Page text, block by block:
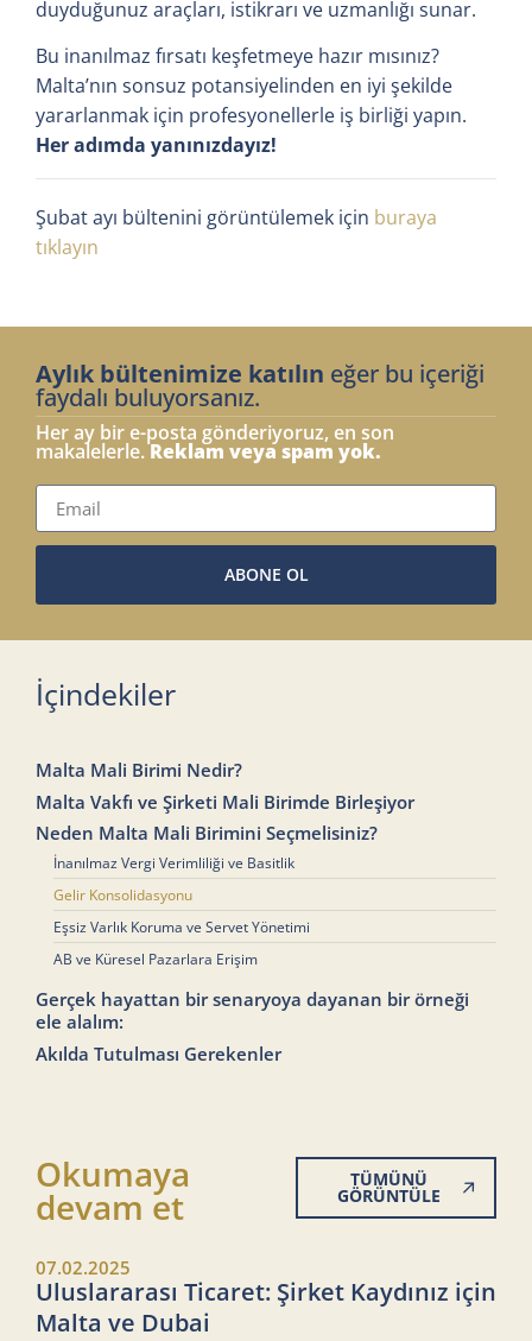
duyduğunuz araçları, istikrarı ve uzmanlığı sunar.
Bu inanılmaz fırsatı keşfetmeye hazır mısınız?
Malta’nın sonsuz potansiyelinden en iyi şekilde
yararlanmak için profesyonellerle iş birliği yapın.
Her adımda yanınızdayız!
Şubat ayı bültenini görüntülemek için buraya
tıklayın
Aylık bültenimize katılın eğer bu içeriği
faydalı buluyorsanız.
Her ay bir e-posta gönderiyoruz, en son
makalelerle.Reklam veya spam yok.
ABONE OL
İçindekiler
Malta Mali Birimi Nedir?
Malta Vakfı ve Şirketi Mali Birimde Birleşiyor
Neden Malta Mali Birimini Seçmelisiniz?
İnanılmaz Vergi Verimliliği ve Basitlik
Gelir Konsolidasyonu
Eşsiz Varlık Koruma ve Servet Yönetimi
AB ve Küresel Pazarlara Erişim
Gerçek hayattan bir senaryoya dayanan bir örneği
ele alalım:
Akılda Tutulması Gerekenler
Okumaya
devam et
TÜMÜNÜ
GÖRÜNTÜLE
07.02.2025
Uluslararası Ticaret: Şirket Kaydınız için
Malta ve Dubai